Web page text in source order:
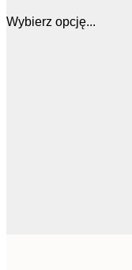
Wybierz opcję...